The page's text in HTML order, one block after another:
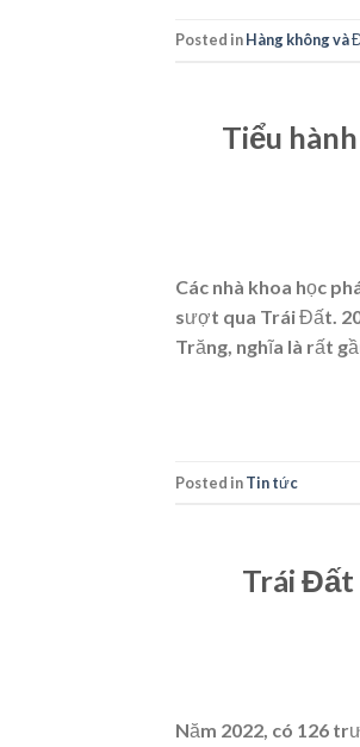
Posted inHàng không và
Tiểu
Các nhà khoa học
sượt qua Trái Đất.
Trăng, nghĩa là rất
Posted inTin tức
Trái Đất
Năm 2022, có 126